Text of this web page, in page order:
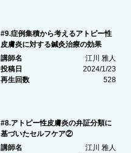
#9.症例集積から考えるアトピー性
皮膚炎に対する鍼灸治療の効果
講師名
江川 雅人
投稿日
2024/1/23
再生回数
528
#8.アトピー性皮膚炎の弁証分類に
基づいたセルフケア②
講師名
江川 雅人